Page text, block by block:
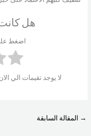
هل
اضغط
لا يوجد تقيمات الي
→ المقالة السابقة